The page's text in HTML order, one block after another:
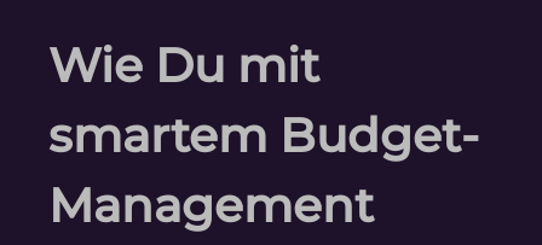
Wie Du mit
smartem Budget-
Management